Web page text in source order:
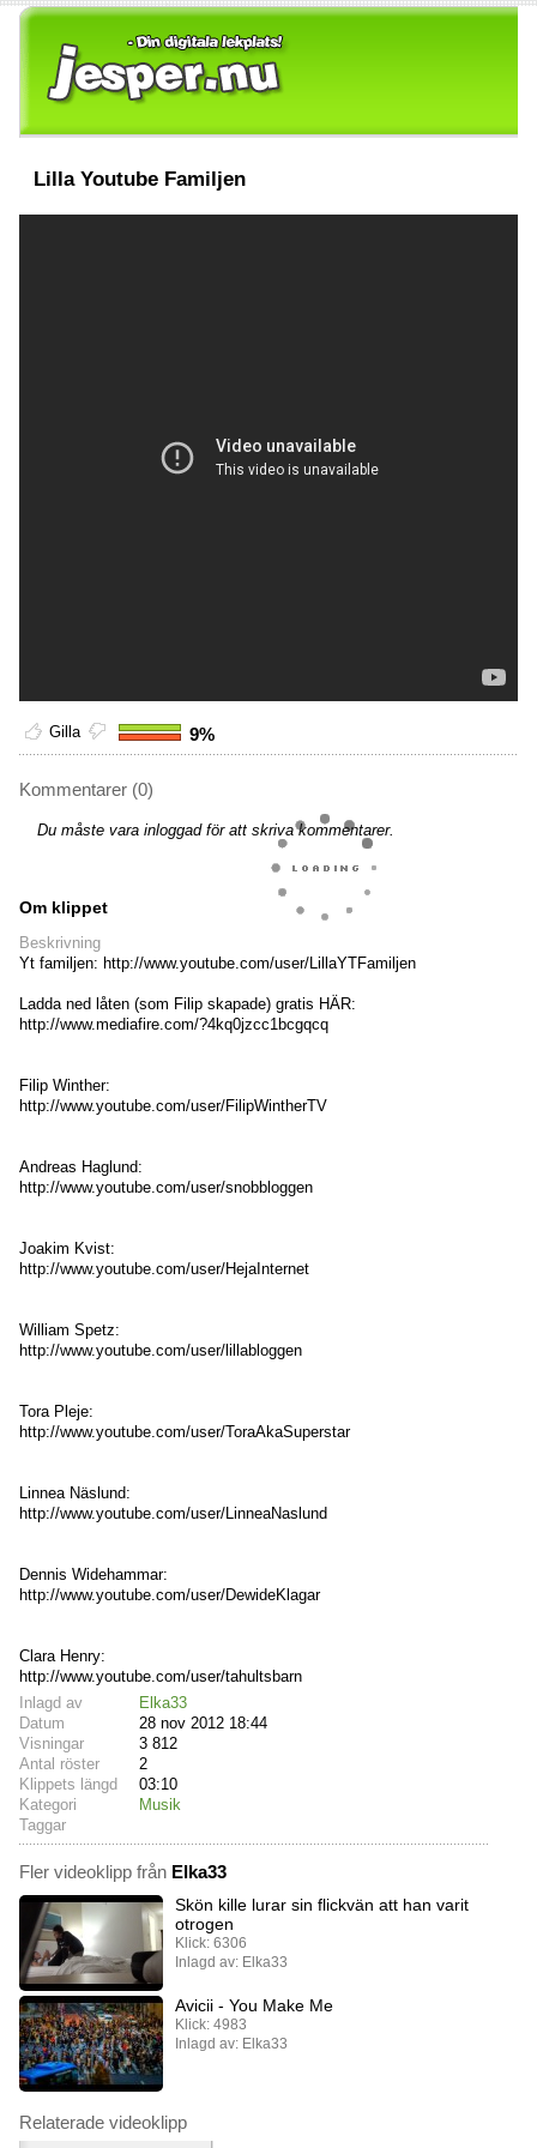
Lilla Youtube Familjen
Gilla 9%
Kommentarer (0)
Du måste vara inloggad för att skriva kommentarer.
Om klippet
Beskrivning
Yt familjen: http://www.youtube.com/user/LillaYTFamiljen
Ladda ned låten (som Filip skapade) gratis HÄR:
http://www.mediafire.com/?4kq0jzcc1bcgqcq
Filip Winther:
http://www.youtube.com/user/FilipWintherTV
Andreas Haglund:
http://www.youtube.com/user/snobbloggen
Joakim Kvist:
http://www.youtube.com/user/HejaInternet
William Spetz:
http://www.youtube.com/user/lillabloggen
Tora Pleje:
http://www.youtube.com/user/ToraAkaSuperstar
Linnea Näslund:
http://www.youtube.com/user/LinneaNaslund
Dennis Widehammar:
http://www.youtube.com/user/DewideKlagar
Clara Henry:
http://www.youtube.com/user/tahultsbarn
Inlagd av
Elka33
Datum
28 nov 2012 18:44
Visningar
3 812
Antal röster
2
Klippets längd
03:10
Kategori
Musik
Taggar
Fler videoklipp från Elka33
Skön kille lurar sin flickvän att han varit
otrogen
Klick: 6306
Inlagd av: Elka33
Avicii - You Make Me
Klick: 4983
Inlagd av: Elka33
Relaterade videoklipp